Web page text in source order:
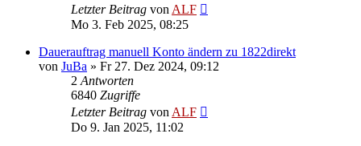
Letzter Beitrag von ALF
Mo 3. Feb 2025, 08:25
Dauerauftrag manuell Konto ändern zu 1822direkt
von JuBa » Fr 27. Dez 2024, 09:12
2 Antworten
6840 Zugriffe
Letzter Beitrag von ALF
Do 9. Jan 2025, 11:02